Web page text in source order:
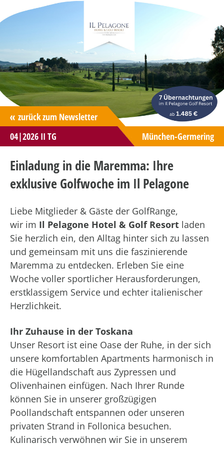
zurück zum Newsletter
München-Germering
04|2026 II TG
Einladung in die Maremma: Ihre
exklusive Golfwoche im Il Pelagone
Liebe Mitglieder & Gäste der GolfRange,
wir im Il Pelagone Hotel & Golf Resort laden
Sie herzlich ein, den Alltag hinter sich zu lassen
und gemeinsam mit uns die faszinierende
Maremma zu entdecken. Erleben Sie eine
Woche voller sportlicher Herausforderungen,
erstklassigem Service und echter italienischer
Herzlichkeit.
Ihr Zuhause in der Toskana
Unser Resort ist eine Oase der Ruhe, in der sich
unsere komfortablen Apartments harmonisch in
die Hügellandschaft aus Zypressen und
Olivenhainen einfügen. Nach Ihrer Runde
können Sie in unserer großzügigen
Poollandschaft entspannen oder unseren
privaten Strand in Follonica besuchen.
Kulinarisch verwöhnen wir Sie in unserem